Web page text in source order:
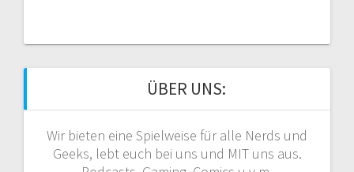
ÜBER UNS:
Wir bieten eine Spielweise für alle Nerds und
Geeks, lebt euch bei uns und MIT uns aus.